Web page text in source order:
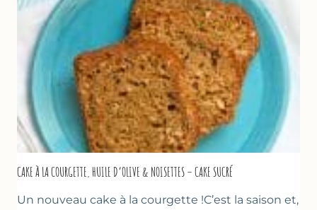
CAKE À LA COURGETTE, HUILE D’OLIVE & NOISETTES – CAKE SUCRÉ
Un nouveau cake à la courgette !C’est la saison et,